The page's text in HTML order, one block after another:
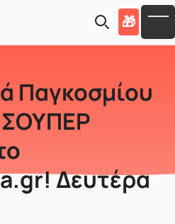
🎁
Παγκοσμίου
ΣΟΥΠΕΡ
Δευτέρα